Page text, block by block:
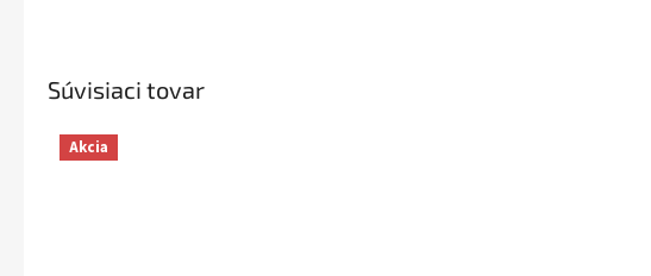
Súvisiaci tovar
Akcia